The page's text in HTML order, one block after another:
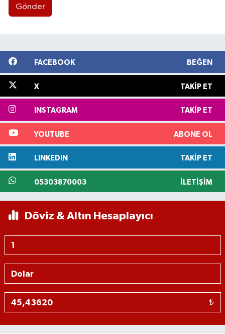
Gönder
FACEBOOK BEĞEN
X TAKIP ET
INSTAGRAM TAKIP ET
YOUTUBE ABONE OL
LINKEDIN TAKIP ET
05303870003 İLETIŞIM
Döviz & Altın Hesaplayıcı
₺